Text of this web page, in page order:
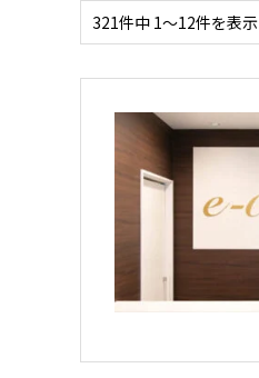
321件中 1〜12件を表示